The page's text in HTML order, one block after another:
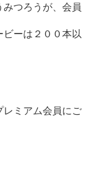
みつろうが、会員
ビーは２００本以
ミアム会員にご